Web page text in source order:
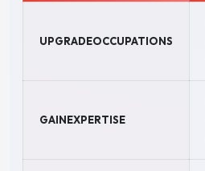
UPGRADEOCCUPATIONS
GAINEXPERTISE